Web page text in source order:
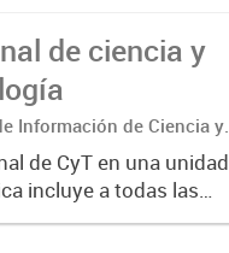
de ciencia y
Información de Ciencia y
Argentino (SICYTAR)
de CyT en una unidad
incluye a todas las
involucradas